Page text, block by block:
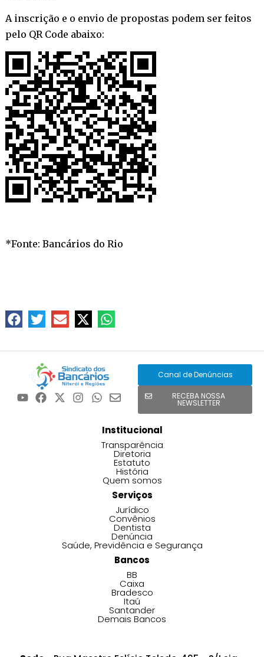
A inscrição e o envio de propostas podem ser feitos
pelo QR Code abaixo:
*Fonte: Bancários do Rio
Canal de Denúncias
RECEBA NOSSA
NEWSLETTER
Institucional
Transparência
Diretoria
Estatuto
História
Quem somos
Serviços
Jurídico
Convênios
Dentista
Denúncia
Saúde, Previdência e Segurança
Bancos
BB
Caixa
Bradesco
Itaú
Santander
Demais Bancos